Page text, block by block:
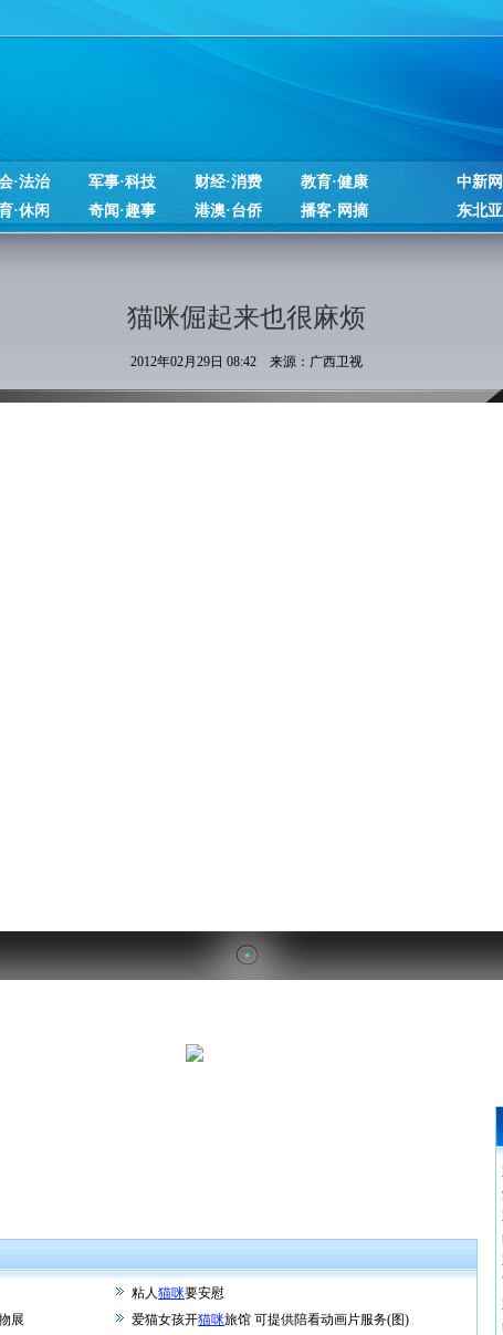
·法治 军事·科技 财经·消费
教育·健康
·休闲 奇闻·趣事 港澳·台侨 播客·网摘
中新
东北
猫咪倔起来也很麻烦
2012年02月29日 08:42 来源：广西卫视
粘人猫咪要安慰
展 爱猫女孩开猫咪旅馆 可提供陪看动画片服务(图)